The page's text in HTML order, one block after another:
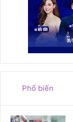
Phổ biến